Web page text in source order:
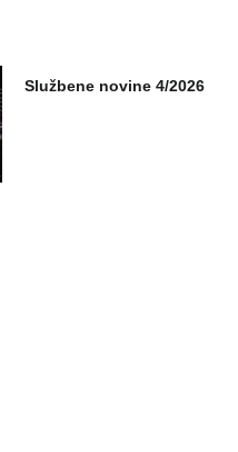
Službene novine 4/2026